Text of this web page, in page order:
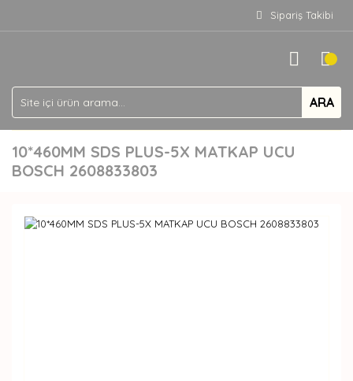
Sipariş Takibi
ARA
10*460MM SDS PLUS-5X MATKAP UCU
BOSCH 2608833803